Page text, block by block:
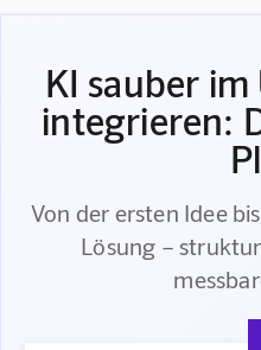
KI sauber
integrieren:
Von der ersten Idee
Lösung –